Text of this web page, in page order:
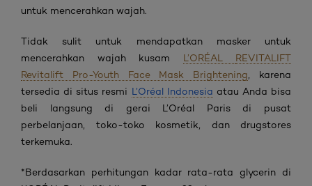
untuk mencerahkan wajah.
Tidak sulit untuk mendapatkan masker untuk
mencerahkan wajah kusam L’ORÉAL REVITALIFT
Revitalift Pro-Youth Face Mask Brightening , karena
tersedia di situs resmi L’Oréal Indonesia atau Anda bisa
beli langsung di gerai L’Oréal Paris di pusat
perbelanjaan, toko-toko kosmetik, dan drugstores
terkemuka.
*Berdasarkan perhitungan kadar rata-rata glycerin di